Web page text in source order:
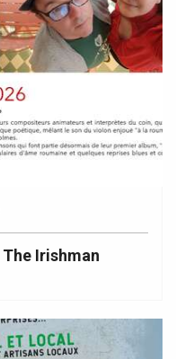
Irishman